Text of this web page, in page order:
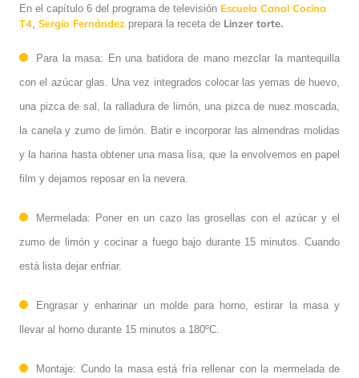
En el capítulo 6 del programa de televisión Escuela Canal Cocina
T4 Sergio Fernández prepara la receta de Linzer torte.
Para la masa: En una batidora de mano mezclar la mantequilla
con el azúcar glas. Una vez integrados colocar las yemas de huevo,
una pizca de sal, la ralladura de limón, una pizca de nuez moscada,
la canela y zumo de limón. Batir e incorporar las almendras molidas
y la harina hasta obtener una masa lisa, que la envolvemos en papel
film y dejamos reposar en la nevera.
Mermelada: Poner en un cazo las grosellas con el azúcar y el
zumo de limón y cocinar a fuego bajo durante 15 minutos. Cuando
está lista dejar enfriar.
Engrasar y enharinar un molde para horno, estirar la masa y
llevar al horno durante 15 minutos a 180ºC.
Montaje: Cundo la masa está fría rellenar con la mermelada de